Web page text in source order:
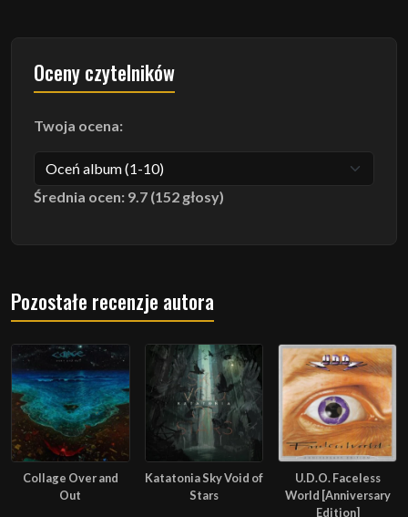
Oceny czytelników
Twoja ocena:
Średnia ocen: 9.7 (152 głosy)
Pozostałe recenzje autora
Collage Over and
Out
Katatonia Sky Void of
Stars
U.D.O. Faceless
World [Anniversary
Edition]